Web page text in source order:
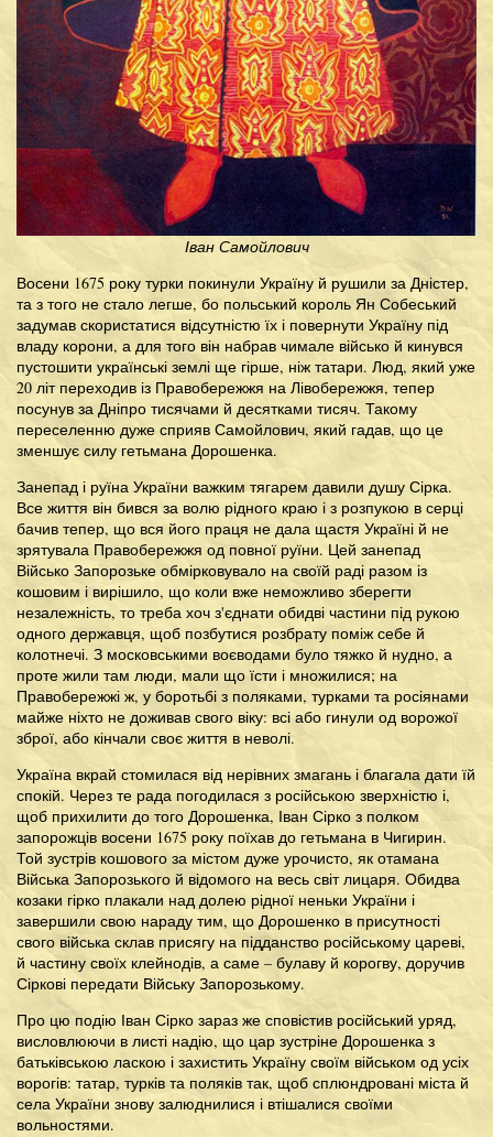
Іван Самойлович
Восени 1675 року турки покинули Україну й рушили за Дністер,
та з того не стало легше, бо польський король Ян Собеський
задумав скористатися відсутністю їх і повернути Україну під
владу корони, а для того він набрав чимале військо й кинувся
пустошити українські землі ще гірше, ніж татари. Люд, який уже
20 літ переходив із Правобережжя на Лівобережжя, тепер
посунув за Дніпро тисячами й десятками тисяч. Такому
переселенню дуже сприяв Самойлович, який гадав, що це
зменшує силу гетьмана Дорошенка.
Занепад і руїна України важким тягарем давили душу Сірка.
Все життя він бився за волю рідного краю і з розпукою в серці
бачив тепер, що вся його праця не дала щастя Україні й не
зрятувала Правобережжя од повної руїни. Цей занепад
Військо Запорозьке обмірковувало на своїй раді разом із
кошовим і вирішило, що коли вже неможливо зберегти
незалежність, то треба хоч з'єднати обидві частини під рукою
одного державця, щоб позбутися розбрату поміж себе й
колотнечі. З московськими воєводами було тяжко й нудно, а
проте жили там люди, мали що їсти і множилися; на
Правобережжі ж, у боротьбі з поляками, турками та росіянами
майже ніхто не доживав свого віку: всі або гинули од ворожої
зброї, або кінчали своє життя в неволі.
Україна вкрай стомилася від нерівних змагань і благала дати їй
спокій. Через те рада погодилася з російською зверхністю і,
щоб прихилити до того Дорошенка, Іван Сірко з полком
запорожців восени 1675 року поїхав до гетьмана в Чигирин.
Той зустрів кошового за містом дуже урочисто, як отамана
Війська Запорозького й відомого на весь світ лицаря. Обидва
козаки гірко плакали над долею рідної неньки України і
завершили свою нараду тим, що Дорошенко в присутності
свого війська склав присягу на підданство російському цареві,
й частину своїх клейнодів, а саме – булаву й корогву, доручив
Сіркові передати Війську Запорозькому.
Про цю подію Іван Сірко зараз же сповістив російський уряд,
висловлюючи в листі надію, що цар зустріне Дорошенка з
батьківською ласкою і захистить Україну своїм військом од усіх
ворогів: татар, турків та поляків так, щоб сплюндровані міста й
села України знову залюднилися і втішалися своїми
вольностями.